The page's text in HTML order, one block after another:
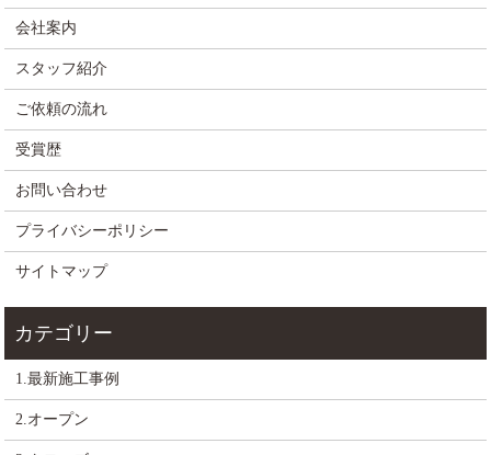
会社案内
スタッフ紹介
ご依頼の流れ
受賞歴
お問い合わせ
プライバシーポリシー
サイトマップ
1.最新施工事例
2.オープン